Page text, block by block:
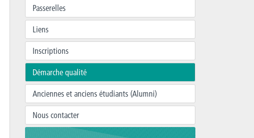
Passerelles
Liens
Inscriptions
Démarche qualité
Anciennes et anciens étudiants (Alumni)
Nous contacter